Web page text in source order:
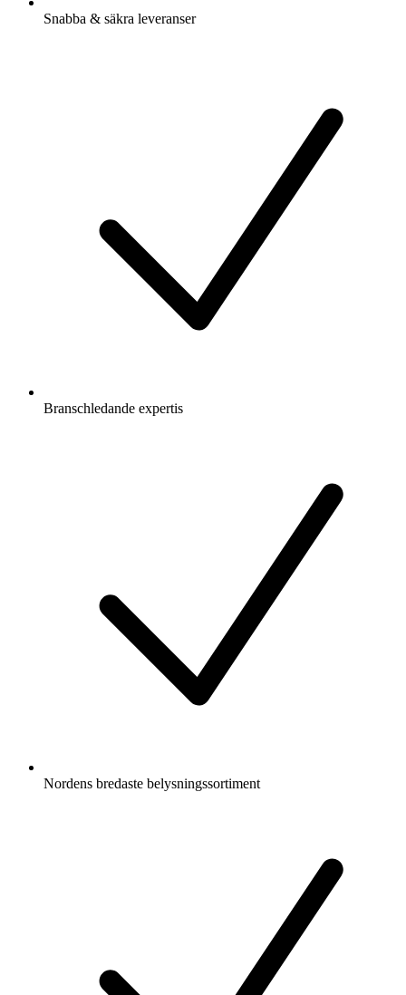
Snabba & säkra leveranser
Branschledande expertis
Nordens bredaste belysningssortiment